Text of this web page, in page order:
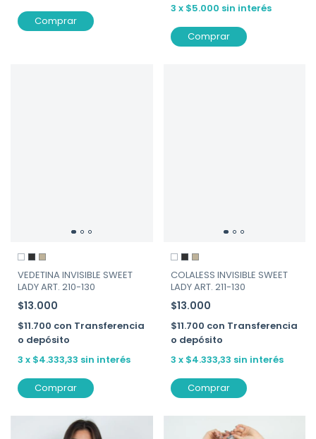
Comprar
3 x $5.000 sin interés
Comprar
VEDETINA INVISIBLE SWEET
LADY ART. 210-130
$13.000
$11.700 con Transferencia
o depósito
3 x $4.333,33 sin interés
Comprar
COLALESS INVISIBLE SWEET
LADY ART. 211-130
$13.000
$11.700 con Transferencia
o depósito
3 x $4.333,33 sin interés
Comprar